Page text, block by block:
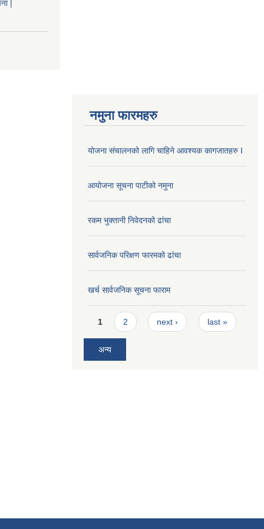
|
नमुना फारमहरु
योजना संचालनको लागि चाहिने आवश्यक कागजातहरु I
आयोजना सूचना पाटीको नमुना
रकम भुक्तानी निवेदनको ढांचा
सार्वजनिक परिक्षण फारमको ढांचा
खर्च सार्वजनिक सूचना फाराम
Pages
1 2 next › last »
अन्य